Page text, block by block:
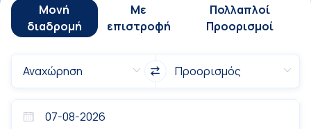
Μονή
διαδρομή
Με
επιστροφή
Πολλαπλοί
Προορισμοί